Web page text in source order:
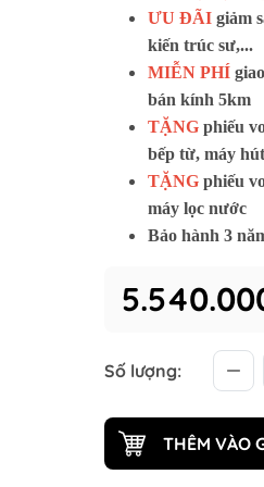
JG
JG
Máy hút mùi BOSCH
Lò nướng - lò vi sóng
Máy rửa chén BOSCH
gia
Tủ rượu nhỏ
Tủ rượu lớn
Bản lề & ray bi
Chân tủ tăng chỉnh
Phụ kiện mộc khác
ƯU ĐÃIgiảm
kiến trúc sư,...
MIỄN PHÍ
bán kính 5km
TẶNGphiếu
bếp từ, máy
TẶNGphiếu
máy lọc nước
Bảo hành 3
Số lượng:
THÊM VÀO